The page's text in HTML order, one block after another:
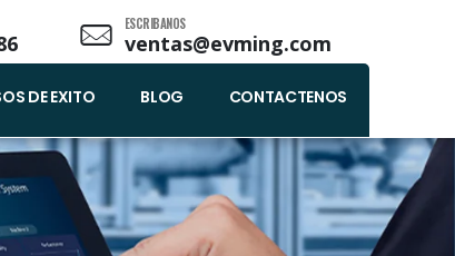
ESCRIBANOS
ventas@evming.com
DE EXITO BLOG CONTACTENOS